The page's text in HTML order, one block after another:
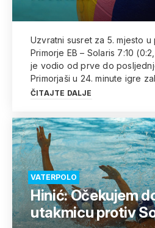
Uzvratni susret za 5. mjesto
Primorje EB – Solaris 7:10
je vodio od prve do
Primorjaši u 24. minute igre
ČITAJTE DALJE
VATERPOLO
Hinić: Očekujem
utakmicu protiv